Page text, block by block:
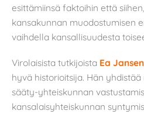
esittämiinsä faktoihin että
kansakunnan muodostumisen
vaihdella kansallisuudesta
Virolaisista tutkijoista Ea Jansen
hyvä historioitsija. Hän
sääty-yhteiskunnan
kansalaisyhteiskunnan